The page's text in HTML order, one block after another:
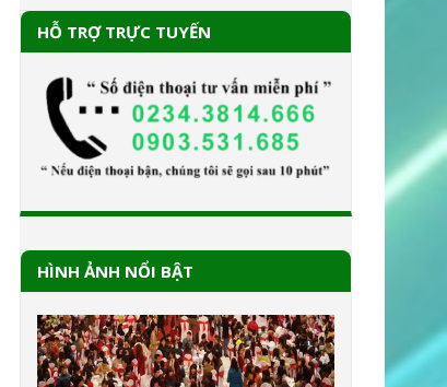
HỖ TRỢ TRỰC TUYẾN
HÌNH ẢNH NỔI BẬT